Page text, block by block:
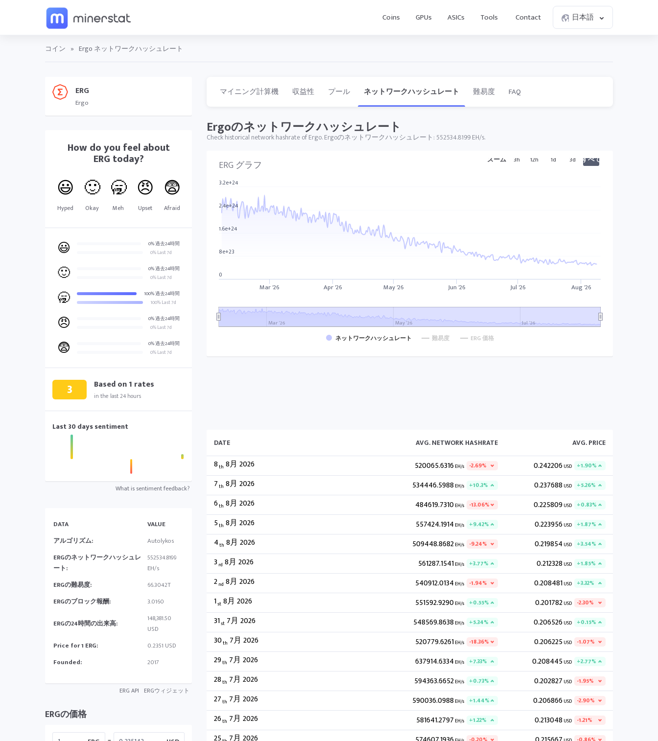
Coins GPUs ASICs Tools Contact 日本語
コイン » Ergo ネットワークハッシュレート
ERG
Ergo
How do you feel about
ERG today?
😃
Hyped
🙂
Okay
🥱
Meh
😠
Upset
😨
Afraid
😃
0% 過去24時間
0% Last 7d
🙂
0% 過去24時間
0% Last 7d
🥱
100% 過去24時間
100% Last 7d
😠
0% 過去24時間
0% Last 7d
😨
0% 過去24時間
0% Last 7d
3 Based on1 rates
in the last 24 hours
Last 30 days sentiment
What is sentiment feedback?
DATA
VALUE
アルゴリズム:
Autolykos
ERGのネットワークハッシュレ
ート:
552534.8199
EH/s
ERGの難易度:
66.3042T
ERGのブロック報酬:
3.0160
ERGの24時間の出来高:
148,381.50
USD
Price for 1 ERG:
0.2351 USD
Founded:
2017
ERG API ERGウィジェット
ERGの価格
マイニング計算機 収益性 プール ネットワークハッシュレート 難易度 FAQ
Ergoのネットワークハッシュレート
Check historical network hashrate of Ergo. Ergoのネットワークハッシュレート: 552534.8199 EH/s.
ERG グラフ ズーム 3h 12h 1d 3d すべて
ネットワークハッシュレート 難易度 ERG 価格
Mar '26 Apr '26 May '26 Jun '26 Jul '26 Aug '26
Mar '26 May '26 Jul '26
0
8e+23
1.6e+24
2.4e+24
3.2e+24
DATE AVG. NETWORK HASHRATE AVG. PRICE
8th 8月 2026 520065.6316EH/s -2.69% 0.242206USD +1.90%
7th 8月 2026 534446.5988 EH/s +10.3% 0.237688 USD +5.26%
6th 8月 2026 484619.7310EH/s -13.06% 0.225809USD +0.83%
5th 8月 2026 557424.1914 EH/s +9.42% 0.223956USD +1.87%
4th 8月 2026 509448.8682EH/s -9.24% 0.219854 USD +3.54%
3 rd 8月 2026 561287.1541EH/s +3.77% 0.212328 USD +1.85%
2nd 8月 2026 540912.0134 EH/s -1.94% 0.208481USD +3.32%
1st 8月 2026 551592.9290EH/s +0.55% 0.201782USD -2.30%
31st 7月 2026 548569.8638 EH/s +5.34% 0.206526USD +0.15%
30th 7月 2026 520779.6261EH/s -18.36% 0.206225USD -1.07%
29th 7月 2026 637914.6334 EH/s +7.33% 0.208445USD +2.77%
28th 7月 2026 594363.6652EH/s +0.73% 0.202827 USD -1.95%
27th 7月 2026 590036.0988 EH/s +1.44% 0.206866USD -2.90%
26th 7月 2026 581641.2797 EH/s +1.22% 0.213048 USD -1.21%
25 7月 2026